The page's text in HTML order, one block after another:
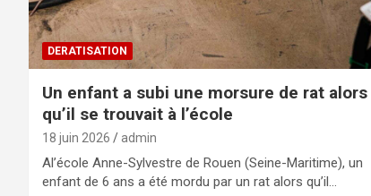
DERATISATION
Un enfant a subi une morsure de rat alors
qu’il se trouvait à l’école
18 juin 2026 admin
Al’école Anne-Sylvestre de Rouen (Seine-Maritime), un
enfant de 6 ans a été mordu par un rat alors qu’il…